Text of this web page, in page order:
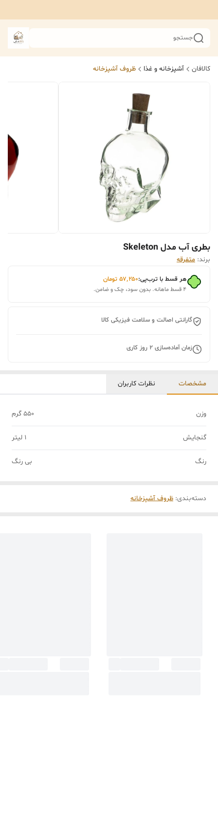
جستجو
کالافان آشپزخانه و غذا ظروف آشپزخانه
بطری آب مدل Skeleton
برند: متفرقه
هر قسط با ترب‌پی:۵۷٬۲۵۰ تومان
۴ قسط ماهانه. بدون سود، چک و ضامن.
گارانتی اصالت و سلامت فیزیکی کالا
زمان آماده‌سازی 2 روز کاری
مشخصات نظرات کاربران
وزن 550 گرم
گنجایش 1 لیتر
رنگ بی رنگ
دسته‌بندی: ظروف آشپزخانه